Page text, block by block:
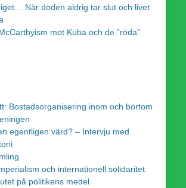
När döden aldrig tar slut och livet
mot Kuba och de ”röda”
Bostadsorganisering inom och bortom
egentligen värd? – Intervju med
och internationell solidaritet
på politikens medel